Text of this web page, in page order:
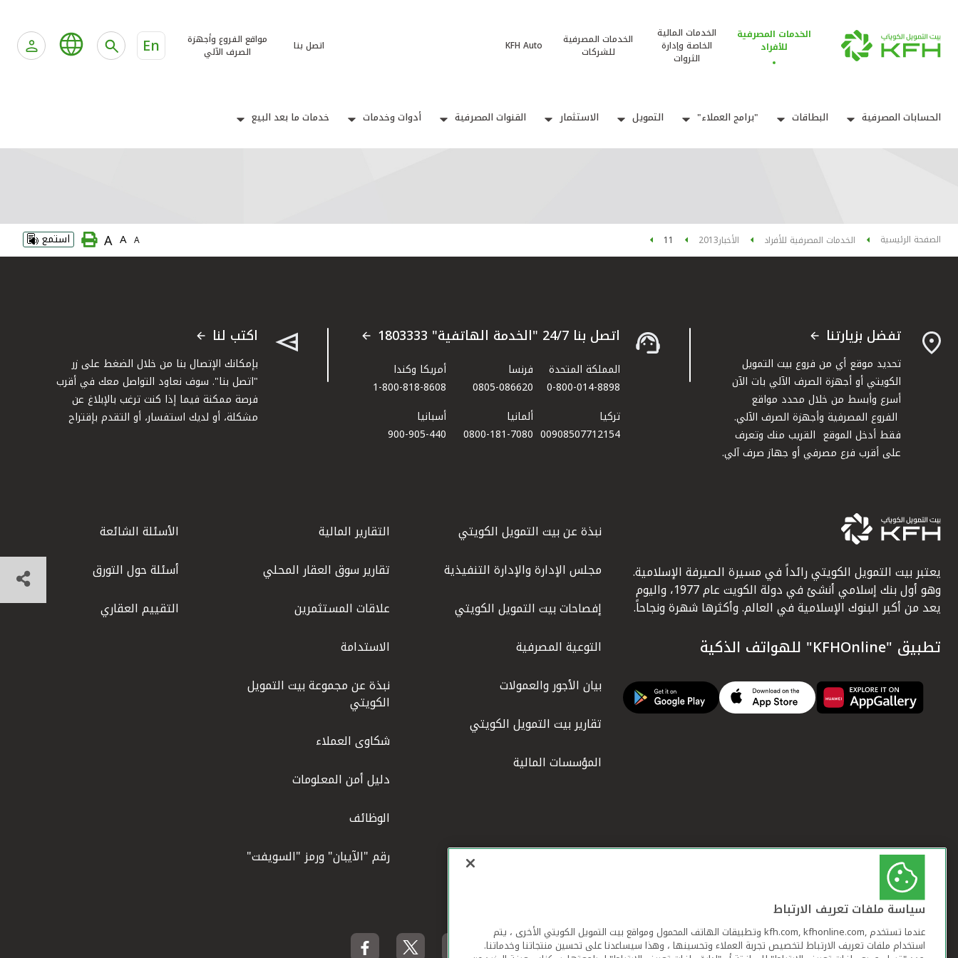
الخدمات المصرفية
للأفراد
الخدمات المالية
الخاصة وإدارة
الثروات
الخدمات المصرفية
للشركات
KFH Auto اتصل بنا
مواقع الفروع وأجهزة
الصرف الآلي
En
الحسابات المصرفية البطاقات "برامج العملاء" التمويل الاستثمار القنوات المصرفية أدوات وخدمات خدمات ما بعد البيع
الصفحة الرئيسية الخدمات المصرفية للأفراد الأخبار2013
11
A
A
A استمع
تفضل بزيارتنا
تحديد موقع أي من فروع بيت التمويل
الكويتي أو أجهزة الصرف الآلي بات الآن
أسرع وأبسط من خلال محدد مواقع
الفروع المصرفية وأجهزة الصرف الآلي.
فقط أدخل الموقع القريب منك وتعرف
على أقرب فرع مصرفي أو جهاز صرف آلي.
اتصل بنا 24/7 "الخدمة الهاتفية" 1803333
المملكة المتحدة
0-800-014-8898
فرنسا
0805-086620
أمريكا وكندا
1-800-818-8608
تركيا
00908507712154​
ألمانيا
0800-181-7080
أسبانيا
900-905-440
اكتب لنا
بإمكانك الإتصال بنا من خلال الضغط على زر
"اتصل بنا". سوف نعاود التواصل معك في أقرب
فرصة ممكنة فيما إذا كنت ترغب بالإبلاغ عن
مشكلة، أو لديك استفسار، أو التقدم بإقتراح
يعتبر بيت التمويل الكويتي رائداً في مسيرة الصيرفة الإسلامية.
وهو أول بنك إسلامي أنشئ في دولة الكويت عام 1977، واليوم
يعد من أكبر البنوك الإسلامية في العالم. وأكثرها شهرة ونجاحاً.
تطبيق "KFHOnline" للهواتف الذكية
نبذة عن بيت التمويل الكويتي
مجلس الإدارة والإدارة التنفيذية
إفصاحات بيت التمويل الكويتي
التوعية المصرفية
بيان الأجور والعمولات
تقارير بيت التمويل الكويتي
المؤسسات المالية
التقارير المالية
تقارير سوق العقار المحلي
علاقات المستثمرين
الاستدامة
نبذة عن مجموعة بيت التمويل
الكويتي
شكاوى العملاء
دليل أمن المعلومات
الوظائف
رقم "الآيبان" ورمز "السويفت"
الأسئلة الشائعة
أسئلة حول التورق
التقييم العقاري
سياسة ملفات تعريف الارتباط
عندما تستخدم ,kfh.com, kfhonline.com وتطبيقات الهاتف المحمول ومواقع بيت التمويل الكويتي الأخرى ، يتم
استخدام ملفات تعريف الارتباط لتخصيص تجربة العملاء وتحسينها ، وهذا سيساعدنا على تحسين منتجاتنا وخدماتنا.